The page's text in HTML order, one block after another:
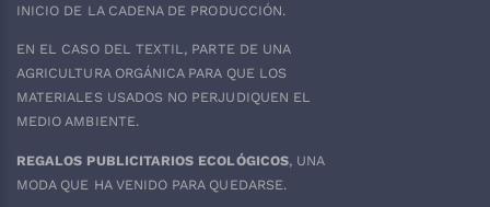
INICIO DE LA CADENA DE PRODUCCIÓN.
EN EL CASO DEL TEXTIL, PARTE DE UNA
AGRICULTURA ORGÁNICA PARA QUE LOS
MATERIALES USADOS NO PERJUDIQUEN EL
MEDIO AMBIENTE.
REGALOS PUBLICITARIOS ECOLÓGICOS, UNA
MODA QUE HA VENIDO PARA QUEDARSE.